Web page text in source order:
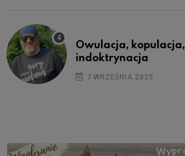
Owulacja, kopulacja,
indoktrynacja
7 WRZEŚNIA 2025